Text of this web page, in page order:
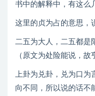
书中的解释中，有这么
这里的贞为占的意思，
二五为大人，二五都是
（原文为处险能说，故
上卦为兑卦，兑为口为
向不同，所以说的话不